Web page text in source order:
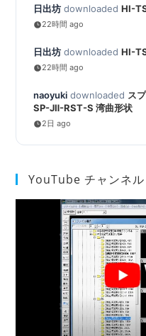
日出坊 downloaded HI-
22時間 ago
日出坊 downloaded HI-
22時間 ago
naoyuki downloaded ス
SP-JⅡ-RST-S 湾曲形状
2日 ago
YouTube チャンネル